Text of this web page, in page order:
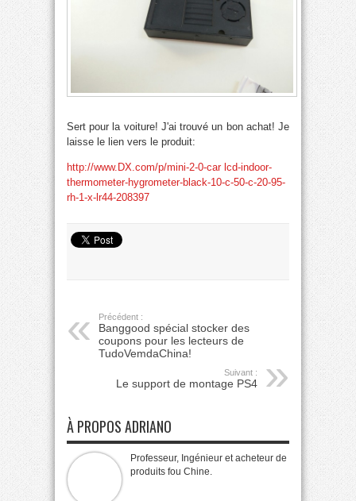
Sert pour la voiture! J'ai trouvé un bon achat! Je
laisse le lien vers le produit:
http://www.DX.com/p/mini-2-0-car lcd-indoor-
thermometer-hygrometer-black-10-c-50-c-20-95-
rh-1-x-lr44-208397
Précédent :
Banggood spécial stocker des
coupons pour les lecteurs de
TudoVemdaChina!
Suivant :
Le support de montage PS4
À PROPOS ADRIANO
Professeur, Ingénieur et acheteur de
produits fou Chine.